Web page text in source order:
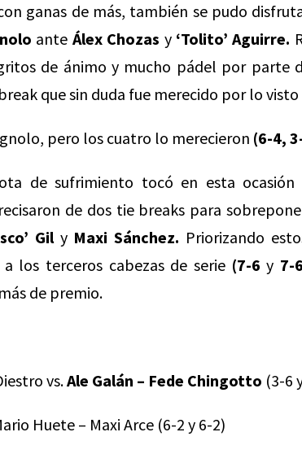
ganas de más, también se pudo
ante Álex Chozas y ‘Tolito’ Aguirre.
de ánimo y mucho pádel por parte
que sin duda fue merecido por lo visto
pero los cuatro lo merecieron (6-4,
de sufrimiento tocó en esta ocasión
de dos tie breaks para
Gily Maxi Sánchez. Priorizando
los terceros cabezas de serie (7-6 y 7-
de premio.
vs.Ale Galán – Fede Chingotto (3-6
Huete – Maxi Arce (6-2 y 6-2)